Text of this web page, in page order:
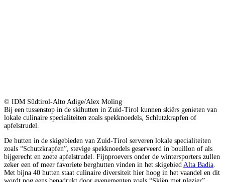
© IDM Südtirol-Alto Adige/Alex Moling
Bij een tussenstop in de skihutten in Zuid-Tirol kunnen skiërs genieten van
lokale culinaire specialiteiten zoals spekknoedels, Schlutzkrapfen of
apfelstrudel.
De hutten in de skigebieden van Zuid-Tirol serveren lokale specialiteiten
zoals “Schutzkrapfen”, stevige spekknoedels geserveerd in bouillon of als
bijgerecht en zoete apfelstrudel. Fijnproevers onder de wintersporters zullen
zeker een of meer favoriete berghutten vinden in het skigebied Alta Badia.
Met bijna 40 hutten staat culinaire diversiteit hier hoog in het vaandel en dit